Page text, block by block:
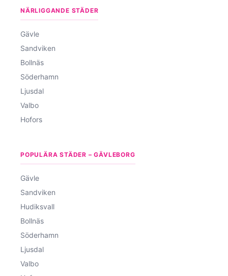
NÄRLIGGANDE STÄDER
Gävle
Sandviken
Bollnäs
Söderhamn
Ljusdal
Valbo
Hofors
POPULÄRA STÄDER – GÄVLEBORG
Gävle
Sandviken
Hudiksvall
Bollnäs
Söderhamn
Ljusdal
Valbo